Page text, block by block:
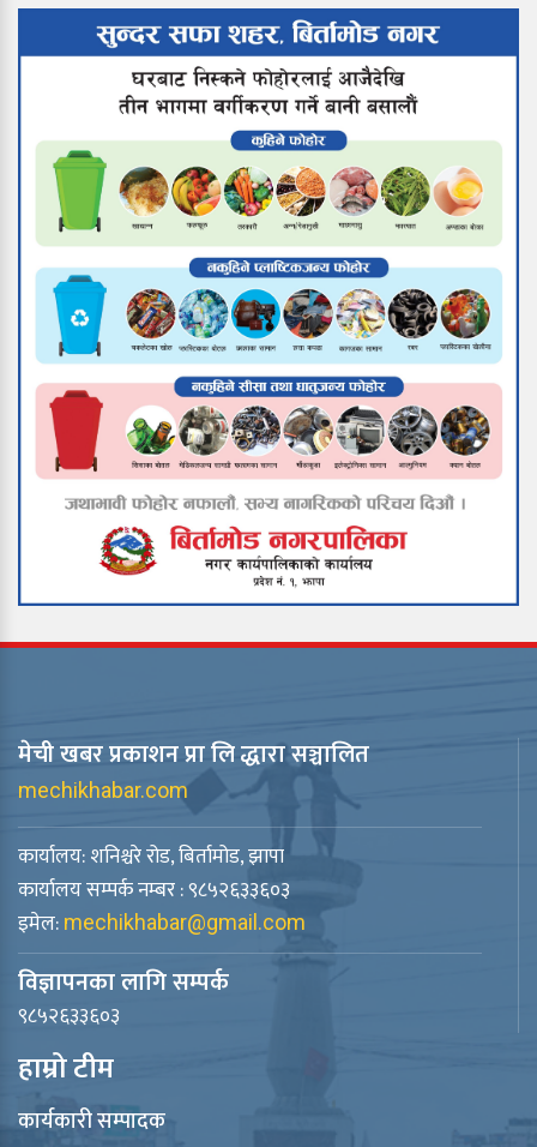
मेची खबर प्रकाशन प्रा लि द्धारा सञ्चालित
mechikhabar.com
कार्यालय: शनिश्चरे रोड, बिर्तामोड, झापा
कार्यालय सम्पर्क नम्बर : ९८५२६३३६०३
इमेल: mechikhabar@gmail.com
विज्ञापनका लागि सम्पर्क
९८५२६३३६०३
हाम्रो टीम
कार्यकारी सम्पादक